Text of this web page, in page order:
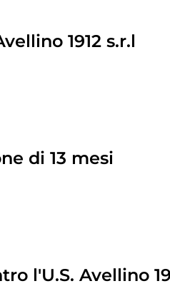
1912 s.r.l
di 13 mesi
l'U.S. Avellino